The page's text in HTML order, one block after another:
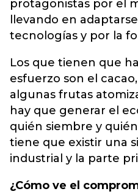
protagonistas por el
llevando en
tecnologías y por la
Los que tienen que
esfuerzo son el
algunas frutas
hay que generar el
quién siembre y
tiene que existir una
industrial y la parte
¿Cómo ve el